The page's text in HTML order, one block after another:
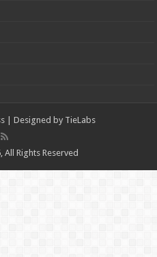
| Designed by TieLabs
Rights Reserved